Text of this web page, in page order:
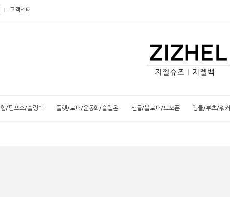
고객센터
힐/펌프스/슬링백 플랫/로퍼/운동화/슬립온 샌들/블로퍼/토오픈 앵클/부츠/워커